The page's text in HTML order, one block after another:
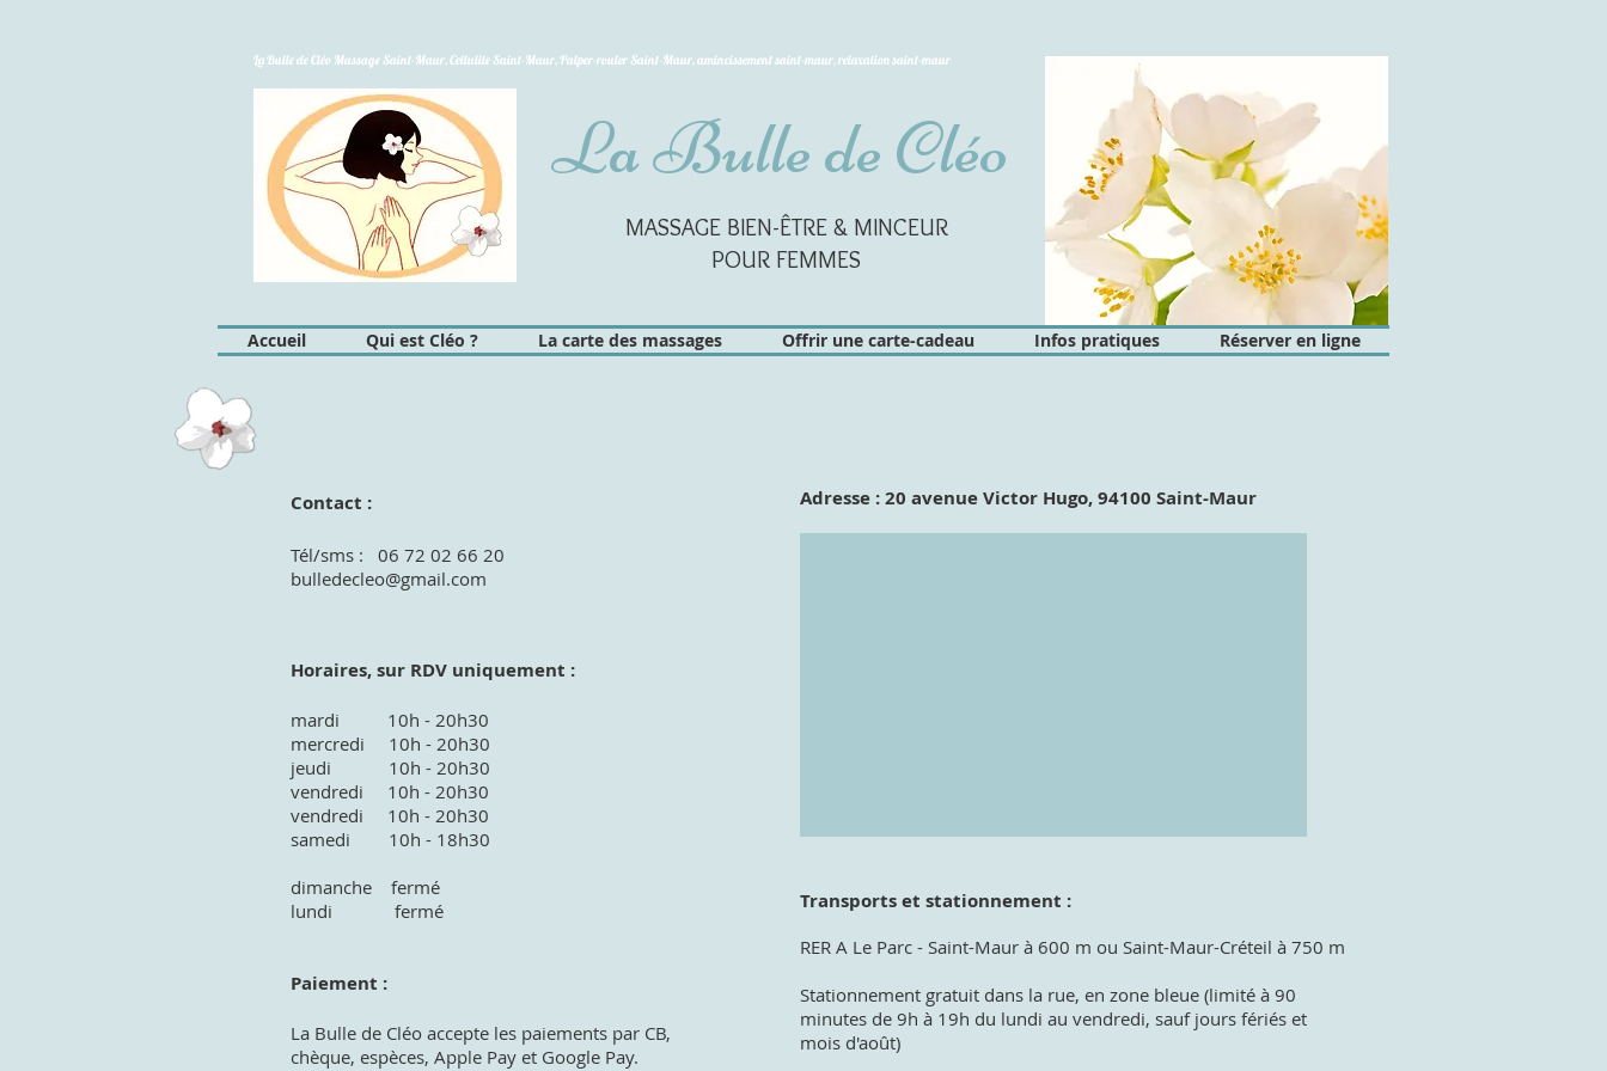
La Bulle de Cléo Massage Saint-Maur, Cellulite Saint-Maur, Palper-rouler Saint-Maur, amincissement saint-maur, relaxation saint-maur
La Bulle de Cléo
MASSAGE BIEN-ÊTRE & MINCEUR
POUR FEMMES
Accueil Qui est Cléo ? La carte des massages Offrir une carte-cadeau Infos pratiques Réserver en ligne
Contact :
Tél/sms : 06 72 02 66 20
bulledecleo@gmail.com
Horaires, sur RDV uniquement :
mardi 10h - 20h30
mercredi 10h - 20h30
jeudi 10h - 20h30
vendredi 10h - 20h30
vendredi 10h - 20h30
samedi 10h - 18h30
dimanche fermé
lundi fermé
Paiement :
La Bulle de Cléo accepte les paiements par CB,
chèque, espèces, Apple Pay et Google Pay.
Adresse : 20 avenue Victor Hugo, 94100 Saint-Maur
Transports et stationnement :
RER A Le Parc - Saint-Maur à 600 m ou Saint-Maur-Créteil à 750 m
Stationnement gratuit dans la rue, en zone bleue (limité à 90
minutes de 9h à 19h du lundi au vendredi, sauf jours fériés et
mois d'août)